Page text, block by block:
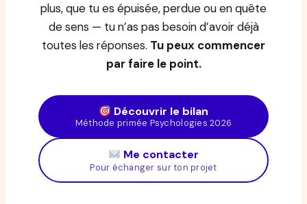
plus, que tu es épuisée, perdue ou en quête
de sens — tu n’as pas besoin d’avoir déjà
toutes les réponses. Tu peux commencer
par faire le point.
Découvrir le bilan
Méthode primée Psychologies 2026
Me contacter
Pour échanger sur ton projet